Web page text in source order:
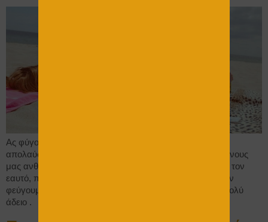
Ας φύγουμε για διακοπές, πιο ξέγνοιαστοι… Για να
απολαύσουμε την παραλία, τις στιγμές με τους αγαπημένους
μας ανθρώπους, ή γενικά να χαλαρώσουμε τον ίδιο μας τον
εαυτό, πρέπει να μην έχουμε πολλές έγνοιες. Ειδικά όταν
φεύγουμε για διακοπές , πρέπει το μυαλό μας να είναι πολύ
άδειο . Για να […]